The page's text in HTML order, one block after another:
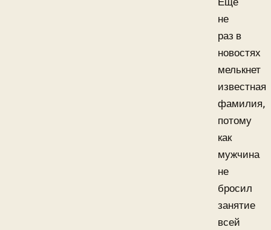
не
раз в
новостях
мелькнет
известная
фамилия,
потому
как
мужчина
не
бросил
занятие
всей